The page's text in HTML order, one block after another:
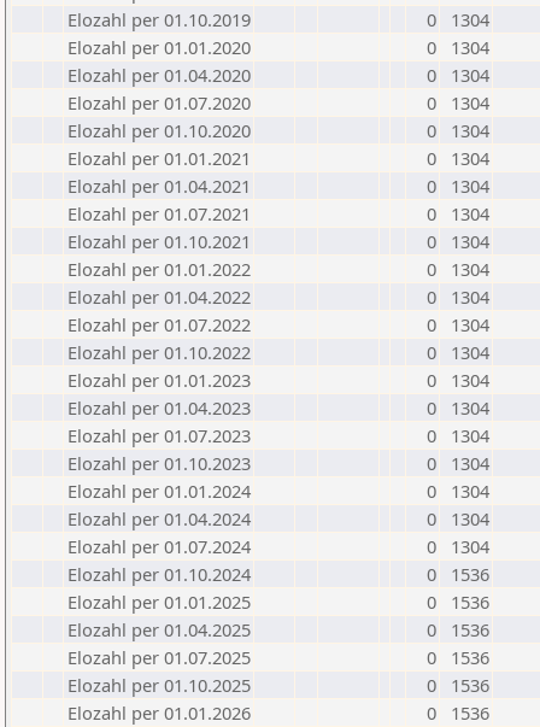
Elozahl per 01.10.2019
0
1304
Elozahl per 01.01.2020
0
1304
Elozahl per 01.04.2020
0
1304
Elozahl per 01.07.2020
0
1304
Elozahl per 01.10.2020
0
1304
Elozahl per 01.01.2021
0
1304
Elozahl per 01.04.2021
0
1304
Elozahl per 01.07.2021
0
1304
Elozahl per 01.10.2021
0
1304
Elozahl per 01.01.2022
0
1304
Elozahl per 01.04.2022
0
1304
Elozahl per 01.07.2022
0
1304
Elozahl per 01.10.2022
0
1304
Elozahl per 01.01.2023
0
1304
Elozahl per 01.04.2023
0
1304
Elozahl per 01.07.2023
0
1304
Elozahl per 01.10.2023
0
1304
Elozahl per 01.01.2024
0
1304
Elozahl per 01.04.2024
0
1304
Elozahl per 01.07.2024
0
1304
Elozahl per 01.10.2024
0
1536
Elozahl per 01.01.2025
0
1536
Elozahl per 01.04.2025
0
1536
Elozahl per 01.07.2025
0
1536
Elozahl per 01.10.2025
0
1536
Elozahl per 01.01.2026
0
1536